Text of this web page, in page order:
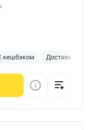
кешбэком Доставка на